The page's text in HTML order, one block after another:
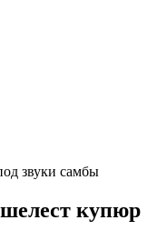
звуки самбы
купюр